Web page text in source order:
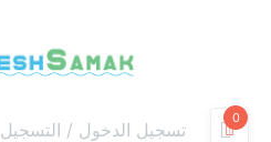
0
تسجيل الدخول / التسجيل